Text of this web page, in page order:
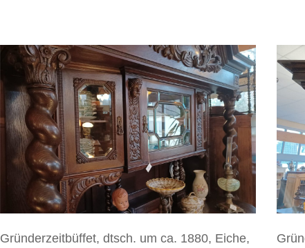
Gründerzeitbüffet, dtsch. um ca. 1880, Eiche,